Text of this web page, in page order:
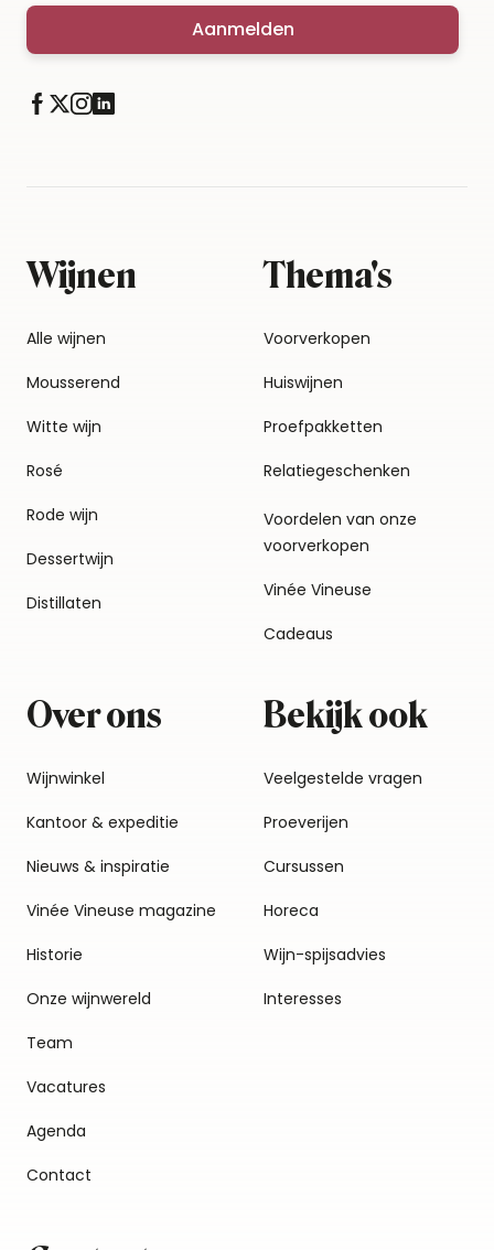
Aanmelden
Wijnen
Alle wijnen
Mousserend
Witte wijn
Rosé
Rode wijn
Dessertwijn
Distillaten
Thema's
Voorverkopen
Huiswijnen
Proefpakketten
Relatiegeschenken
Voordelen van onze
voorverkopen
Vinée Vineuse
Cadeaus
Over ons
Wijnwinkel
Kantoor & expeditie
Nieuws & inspiratie
Vinée Vineuse magazine
Historie
Onze wijnwereld
Team
Vacatures
Agenda
Contact
Bekijk ook
Veelgestelde vragen
Proeverijen
Cursussen
Horeca
Wijn-spijsadvies
Interesses